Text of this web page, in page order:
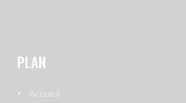
PLAN
Accueil